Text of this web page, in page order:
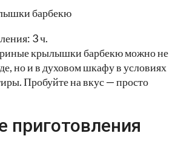
3 ч.
крылышки барбекю можно не
но и в духовом шкафу в условиях
Пробуйте на вкус — просто
приготовления